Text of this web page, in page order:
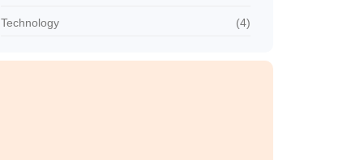
Technology (4)